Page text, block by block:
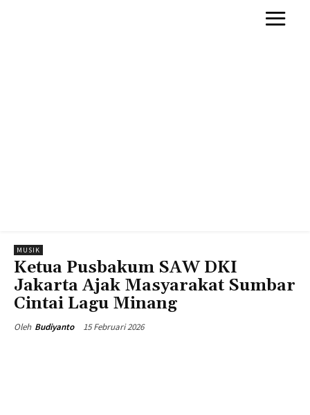
MUSIK
Ketua Pusbakum SAW DKI
Jakarta Ajak Masyarakat Sumbar
Cintai Lagu Minang
Oleh Budiyanto 15 Februari 2026